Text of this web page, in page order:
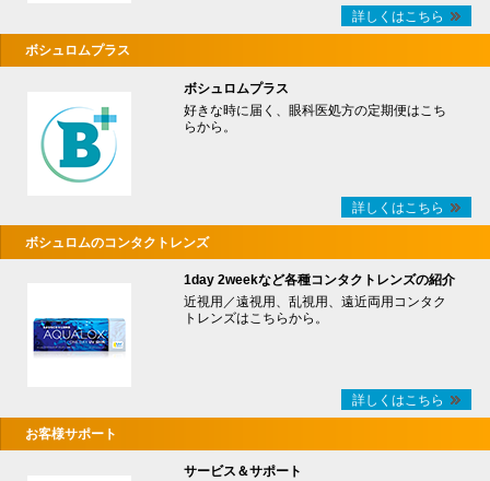
詳しくはこちら
ボシュロムプラス
ボシュロムプラス
好きな時に届く、眼科医処方の定期便はこち
らから。
詳しくはこちら
ボシュロムのコンタクトレンズ
1day 2weekなど各種コンタクトレンズの紹介
近視用／遠視用、乱視用、遠近両用コンタク
トレンズはこちらから。
詳しくはこちら
お客様サポート
サービス＆サポート